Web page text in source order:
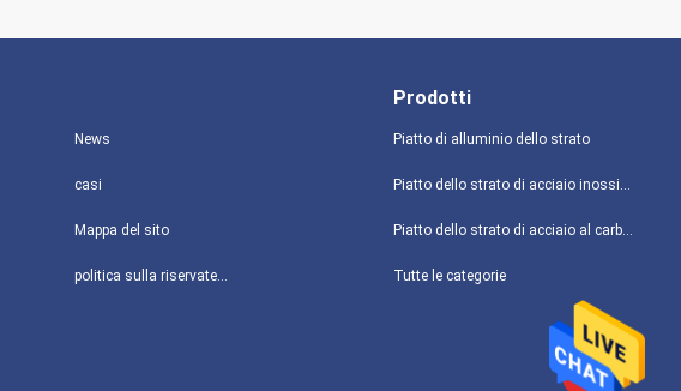
News
casi
Mappa del sito
politica sulla riservatezza
Prodotti
Piatto di alluminio dello strato
Piatto dello strato di acciaio inossidabile
Piatto dello strato di acciaio al carbonio
Tutte le categorie